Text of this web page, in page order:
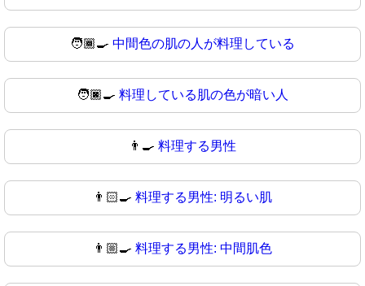
🧑🏾‍🍳 中間色の肌の人が料理している
🧑🏿‍🍳 料理している肌の色が暗い人
👨‍🍳 料理する男性
👨🏻‍🍳 料理する男性: 明るい肌
👨🏼‍🍳 料理する男性: 中間肌色